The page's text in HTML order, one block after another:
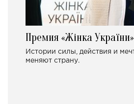
Премия «Жінка України»
Истории силы, действия и
меняют страну.